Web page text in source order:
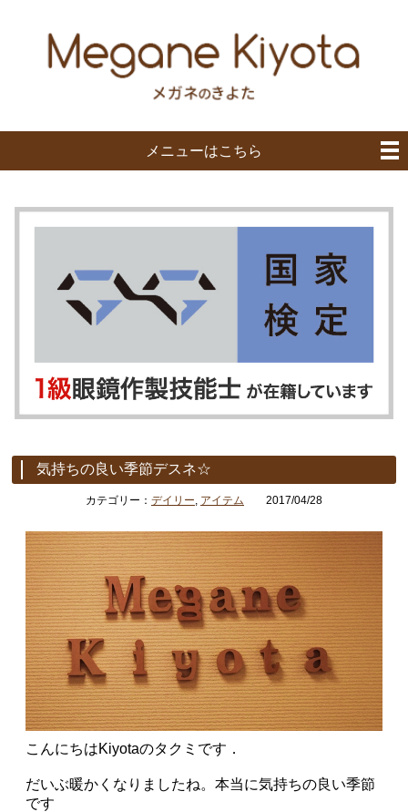
メニューはこちら
気持ちの良い季節デスネ☆
カテゴリー： デイリー, アイテム 2017/04/28
こんにちはKiyotaのタクミです．
だいぶ暖かくなりましたね。本当に気持ちの良い季節
です